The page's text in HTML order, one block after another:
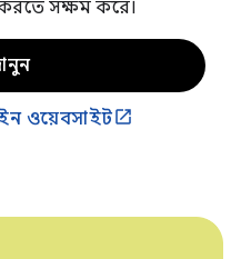
সক্ষম করে।
ওয়েবসাইট